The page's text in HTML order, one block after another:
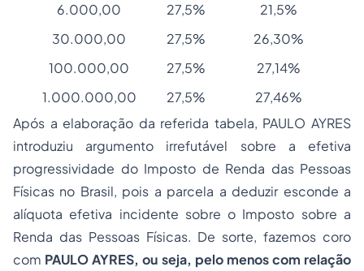
6.000,00
27,5%
21,5%
30.000,00
27,5%
26,30%
100.000,00
27,5%
27,14%
1.000.000,00
27,5%
27,46%
Após a elaboração da referida tabela, PAULO AYRES
introduziu argumento irrefutável sobre a efetiva
progressividade do Imposto de Renda das Pessoas
Físicas no Brasil, pois a parcela a deduzir esconde a
alíquota efetiva incidente sobre o Imposto sobre a
Renda das Pessoas Físicas. De sorte, fazemos coro
com PAULO AYRES, ou seja, pelo menos com relação